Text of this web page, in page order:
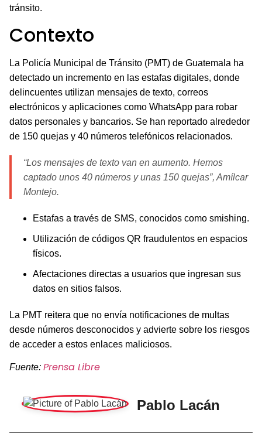
tránsito.
Contexto
La Policía Municipal de Tránsito (PMT) de Guatemala ha
detectado un incremento en las estafas digitales, donde
delincuentes utilizan mensajes de texto, correos
electrónicos y aplicaciones como WhatsApp para robar
datos personales y bancarios. Se han reportado alrededor
de 150 quejas y 40 números telefónicos relacionados.
“Los mensajes de texto van en aumento. Hemos
captado unos 40 números y unas 150 quejas”, Amílcar
Montejo.
Estafas a través de SMS, conocidos como smishing.
Utilización de códigos QR fraudulentos en espacios
físicos.
Afectaciones directas a usuarios que ingresan sus
datos en sitios falsos.
La PMT reitera que no envía notificaciones de multas
desde números desconocidos y advierte sobre los riesgos
de acceder a estos enlaces maliciosos.
Fuente: Prensa Libre
Pablo Lacán